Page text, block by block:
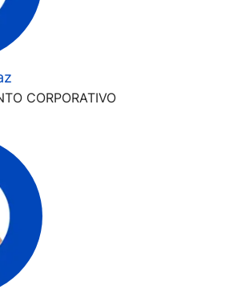
CORPORATIVO